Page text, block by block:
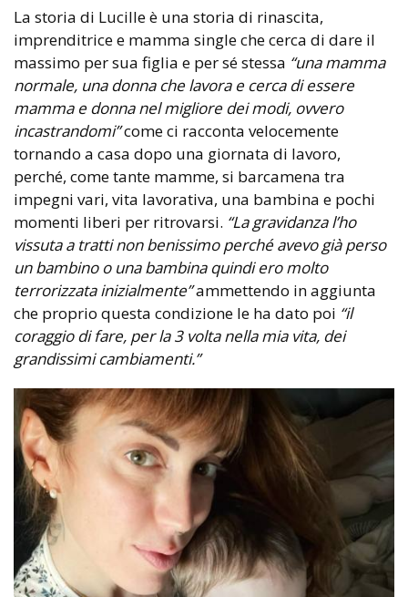
La storia di Lucille è una storia di rinascita,
imprenditrice e mamma single che cerca di dare il
massimo per sua figlia e per sé stessa “una mamma
normale, una donna che lavora e cerca di essere
mamma e donna nel migliore dei modi, ovvero
incastrandomi”come ci racconta velocemente
tornando a casa dopo una giornata di lavoro,
perché, come tante mamme, si barcamena tra
impegni vari, vita lavorativa, una bambina e pochi
momenti liberi per ritrovarsi. “La gravidanza l’ho
vissuta a tratti non benissimo perché avevo già perso
un bambino o una bambina quindi ero molto
terrorizzata inizialmente”ammettendo in aggiunta
che proprio questa condizione le ha dato poi “il
coraggio di fare, per la 3 volta nella mia vita, dei
grandissimi cambiamenti.”